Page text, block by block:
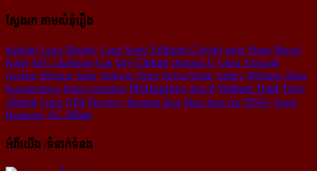
ស្វែងរក តាមសំនុំរឿង
diabète Luka Modric Long Sophi Edinson Cavani enfer Puma Marcel
Kittel AFC Challenge-Cup Say Chhum Optimus G Chea Vannath
Arsène Wenger Joker Anlong Veng Kevin Nolan Ashley Williams Alina
Kovalevskaya Paolo Gentiloni Philippines plan B William Todd Tony
Abbott Cuba QPR Playboy Brandon Rios Men Sam An H5N1 Nacer
Bouhanni AC Milan
អំពីយើង /ទំនាក់ទំនង